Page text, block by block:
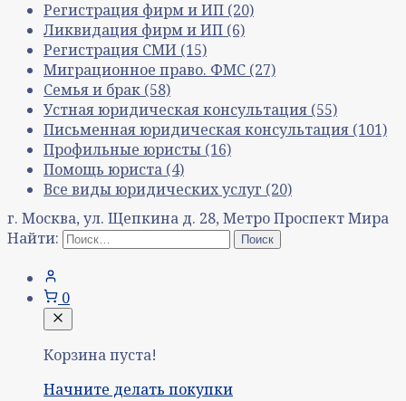
Регистрация фирм и ИП (20)
Ликвидация фирм и ИП (6)
Регистрация СМИ (15)
Миграционное право. ФМС (27)
Семья и брак (58)
Устная юридическая консультация (55)
Письменная юридическая консультация (101)
Профильные юристы (16)
Помощь юриста (4)
Все виды юридических услуг (20)
г. Москва, ул. Щепкина д. 28, Метро Проспект Мира
Найти:
0
Корзина пуста!
Начните делать покупки